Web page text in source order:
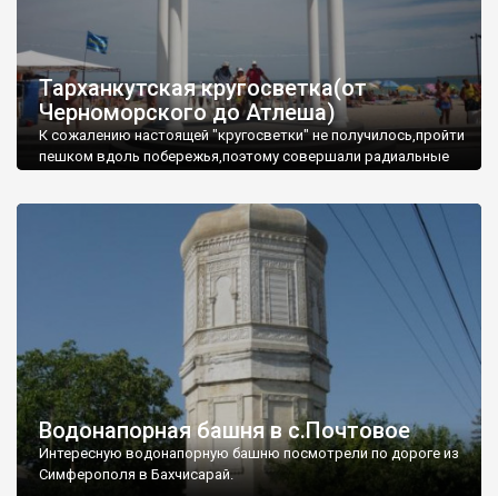
Тарханкутская кругосветка(от
Черноморского до Атлеша)
К сожалению настоящей "кругосветки" не получилось,пройти
пешком вдоль побережья,поэтому совершали радиальные
Водонапорная башня в с.Почтовое
Интересную водонапорную башню посмотрели по дороге из
Симферополя в Бахчисарай.